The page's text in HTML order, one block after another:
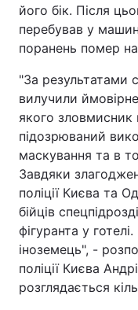
його бік. Після
перебував у
поранень помер на
"За результатами
вилучили
якого зловмисник
підозрюваний
маскування та в
Завдяки
поліції Києва та
бійців
фігуранта у
іноземець", -
поліції Києва
розглядається